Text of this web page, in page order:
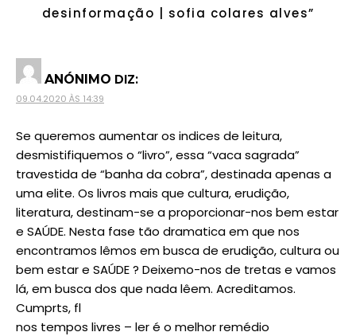
desinformação | sofia colares alves”
ANÓNIMO DIZ:
09.04.2020 ÀS 14:39
Se queremos aumentar os indices de leitura,
desmistifiquemos o “livro”, essa “vaca sagrada”
travestida de “banha da cobra”, destinada apenas a
uma elite. Os livros mais que cultura, erudição,
literatura, destinam-se a proporcionar-nos bem estar
e SAÚDE. Nesta fase tão dramatica em que nos
encontramos lêmos em busca de erudição, cultura ou
bem estar e SAÚDE ? Deixemo-nos de tretas e vamos
lá, em busca dos que nada lêem. Acreditamos.
Cumprts, fl
nos tempos livres – ler é o melhor remédio